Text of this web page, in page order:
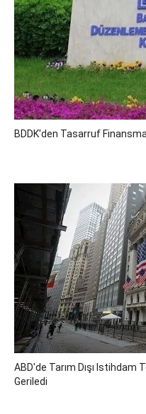
BDDK'den Tasarruf
ABD'de Tarım Dışı
Geriledi